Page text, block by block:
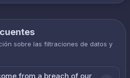
sobre las filtraciones de datos y
from a breach of our